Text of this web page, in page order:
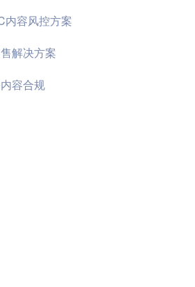
内容风控方案
解决方案
容合规